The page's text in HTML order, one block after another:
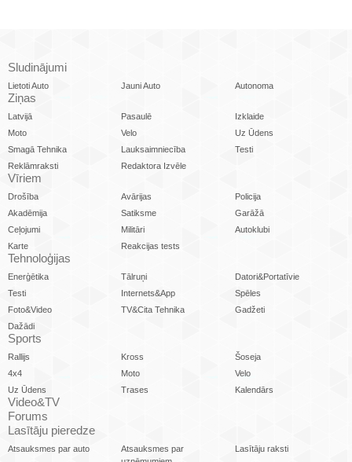
Sludinājumi
Lietoti Auto Jauni Auto Autonoma
Ziņas
Latvijā Pasaulē
Izklaide
Moto
Velo
Uz Ūdens
Smagā Tehnika
Lauksaimniecība
Testi
Reklāmraksti
Redaktora Izvēle
Vīriem
Drošība Avārijas
Policija
Akadēmija
Satiksme
Garāžā
Ceļojumi
Militāri
Autoklubi
Karte
Reakcijas tests
Tehnoloģijas
Enerģētika Tālruņi
Datori&Portatīvie
Testi
Internets&App
Spēles
Foto&Video
TV&Cita Tehnika
Gadžeti
Dažādi
Sports
Rallijs Kross
Šoseja
4x4
Moto
Velo
Uz Ūdens
Trases Kalendārs
Video&TV
Forums
Lasītāju pieredze
Atsauksmes par auto
Atsauksmes par
Lasītāju raksti